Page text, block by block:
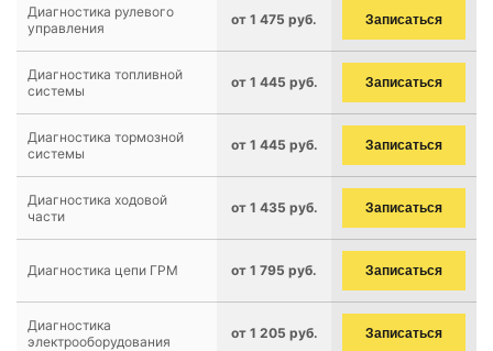
Диагностика рулевого
управления
от 1 475 руб. Записаться
Диагностика топливной
системы
от 1 445 руб. Записаться
Диагностика тормозной
системы
от 1 445 руб. Записаться
Диагностика ходовой
части
от 1 435 руб. Записаться
Диагностика цепи ГРМ от 1 795 руб. Записаться
Диагностика
электрооборудования
от 1 205 руб. Записаться